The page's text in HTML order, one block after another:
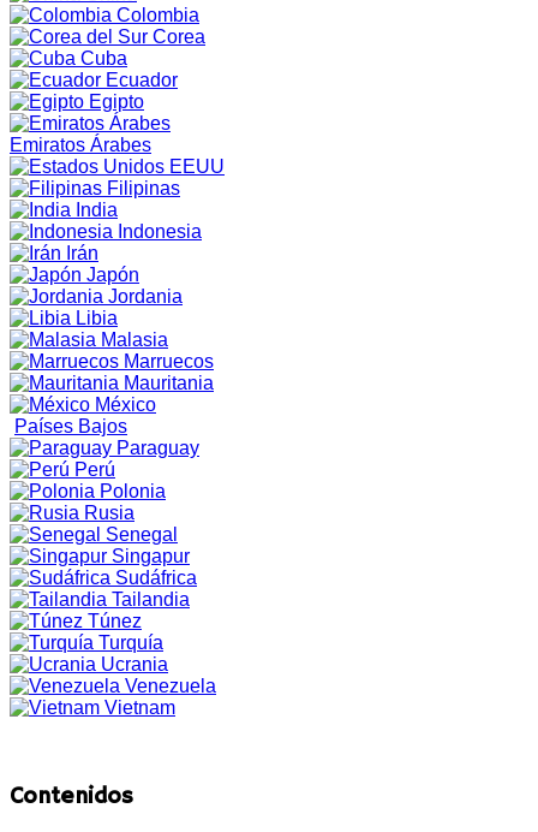
Colombia
Corea
Cuba
Ecuador
Egipto
Emiratos Árabes
EEUU
Filipinas
India
Indonesia
Irán
Japón
Jordania
Libia
Malasia
Marruecos
Mauritania
México
Países Bajos
Paraguay
Perú
Polonia
Rusia
Senegal
Singapur
Sudáfrica
Tailandia
Túnez
Turquía
Ucrania
Venezuela
Vietnam
Contenidos